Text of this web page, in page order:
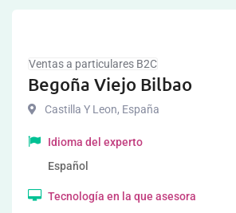
Ventas a particulares B2C
Begoña Viejo Bilbao
Castilla Y Leon, España
Idioma del experto
Español
Tecnología en la que asesora